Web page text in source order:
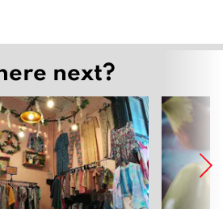
2026
ติคู่หัวหินสู่เชียงใหม่ พร้อมให้สัมผัสกับความ
กเตาอบแล้ว ที่แม่ริมพาย & คาเฟ่
2026